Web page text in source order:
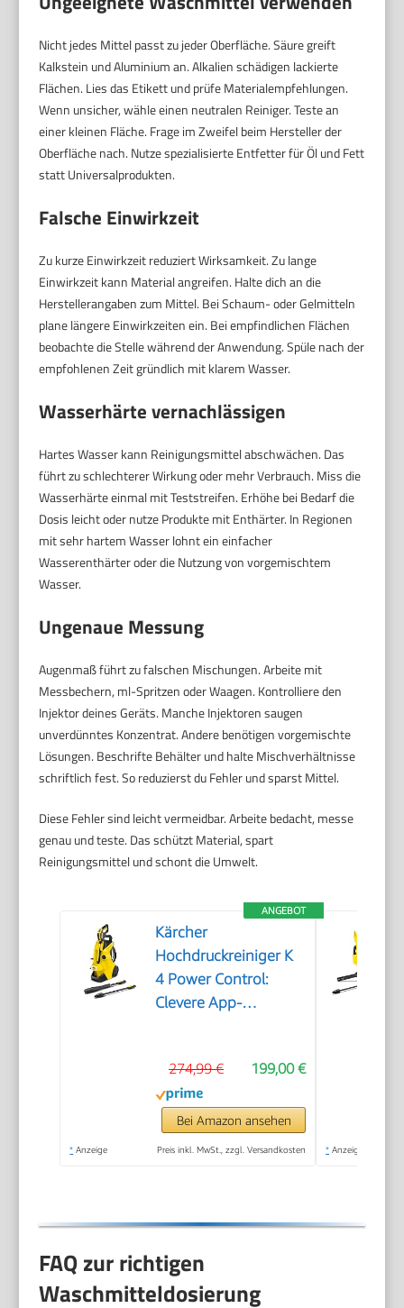
Nicht jedes Mittel passt zu jeder Oberfläche. Säure greift
Kalkstein und Aluminium an. Alkalien schädigen lackierte
Flächen. Lies das Etikett und prüfe Materialempfehlungen.
Wenn unsicher, wähle einen neutralen Reiniger. Teste an
einer kleinen Fläche. Frage im Zweifel beim Hersteller der
Oberfläche nach. Nutze spezialisierte Entfetter für Öl und Fett
statt Universalprodukten.
Falsche Einwirkzeit
Zu kurze Einwirkzeit reduziert Wirksamkeit. Zu lange
Einwirkzeit kann Material angreifen. Halte dich an die
Herstellerangaben zum Mittel. Bei Schaum- oder Gelmitteln
plane längere Einwirkzeiten ein. Bei empfindlichen Flächen
beobachte die Stelle während der Anwendung. Spüle nach der
empfohlenen Zeit gründlich mit klarem Wasser.
Wasserhärte vernachlässigen
Hartes Wasser kann Reinigungsmittel abschwächen. Das
führt zu schlechterer Wirkung oder mehr Verbrauch. Miss die
Wasserhärte einmal mit Teststreifen. Erhöhe bei Bedarf die
Dosis leicht oder nutze Produkte mit Enthärter. In Regionen
mit sehr hartem Wasser lohnt ein einfacher
Wasserenthärter oder die Nutzung von vorgemischtem
Wasser.
Ungenaue Messung
Augenmaß führt zu falschen Mischungen. Arbeite mit
Messbechern, ml-Spritzen oder Waagen. Kontrolliere den
Injektor deines Geräts. Manche Injektoren saugen
unverdünntes Konzentrat. Andere benötigen vorgemischte
Lösungen. Beschrifte Behälter und halte Mischverhältnisse
schriftlich fest. So reduzierst du Fehler und sparst Mittel.
Diese Fehler sind leicht vermeidbar. Arbeite bedacht, messe
genau und teste. Das schützt Material, spart
Reinigungsmittel und schont die Umwelt.
ANGEBOT
Kärcher
Hochdruckreiniger K
4 Power Control:
Clevere App-
stärkere
Verschmutzungen
199,00 €
274,99 €
Bei Amazon ansehen
* Anzeige Preis inkl. MwSt., zzgl. Versandkosten * Anzeige
FAQ zur richtigen
Waschmitteldosierung